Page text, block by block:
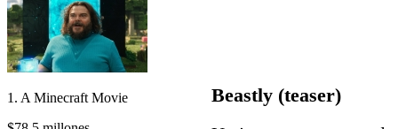
1. A Minecraft Movie
Beastly (teaser)